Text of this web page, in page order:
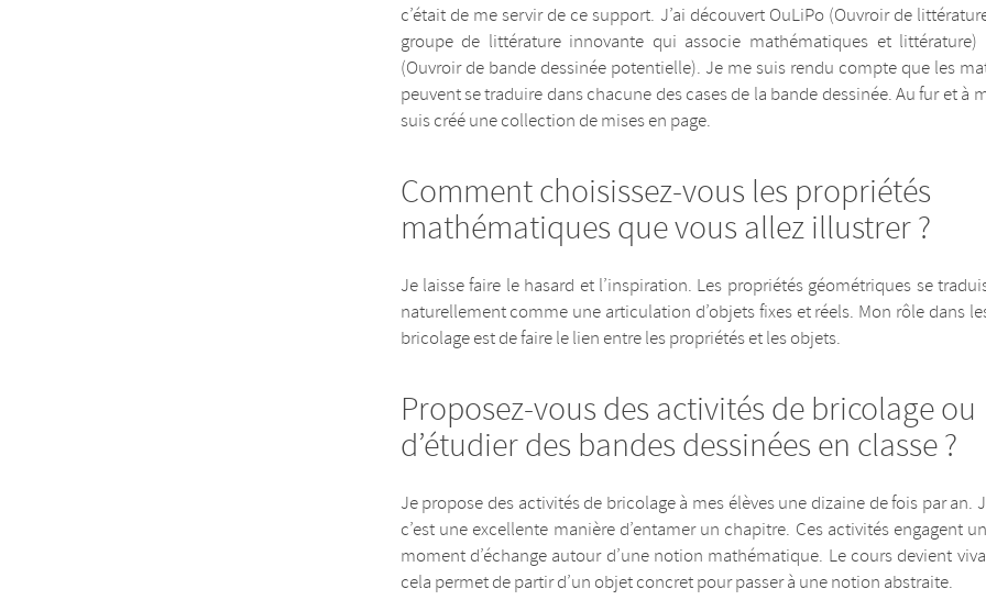
c’était de me servir de ce support. J’ai découvert OuLiPo (Ouvroir de
groupe de littérature innovante qui associe mathématiques et littérature)
(Ouvroir de bande dessinée potentielle). Je me suis rendu compte que les
peuvent se traduire dans chacune des cases de la bande dessinée. Au fur et à
suis créé une collection de mises en page.
Comment choisissez-vous les propriétés
mathématiques que vous allez illustrer ?
Je laisse faire le hasard et l’inspiration. Les propriétés géométriques se
naturellement comme une articulation d’objets fixes et réels. Mon rôle dans
bricolage est de faire le lien entre les propriétés et les objets.
Proposez-vous des activités de bricolage ou
d’étudier des bandes dessinées en classe ?
Je propose des activités de bricolage à mes élèves une dizaine de fois par an.
c’est une excellente manière d’entamer un chapitre. Ces activités engagent
moment d’échange autour d’une notion mathématique. Le cours devient
cela permet de partir d’un objet concret pour passer à une notion abstraite.